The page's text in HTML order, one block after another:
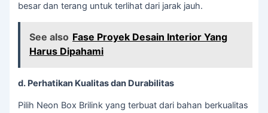
besar dan terang untuk terlihat dari jarak jauh.
See also Fase Proyek Desain Interior Yang
Harus Dipahami
d. Perhatikan Kualitas dan Durabilitas
Pilih Neon Box Brilink yang terbuat dari bahan berkualitas